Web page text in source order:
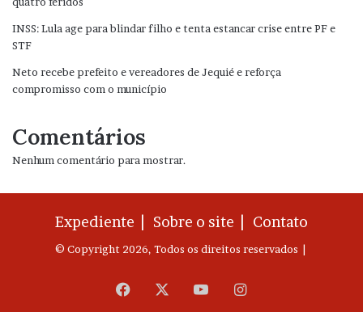
INSS: Lula age para blindar filho e tenta estancar crise entre PF e
STF
Neto recebe prefeito e vereadores de Jequié e reforça
compromisso com o município
Comentários
Nenhum comentário para mostrar.
Expediente | Sobre o site | Contato
© Copyright 2026, Todos os direitos reservados |
Facebook YouTubeInstagram